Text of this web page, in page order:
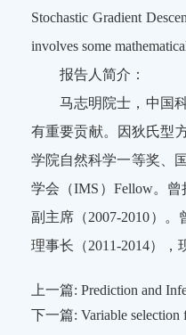
Stochastic Gradient
involves some
报告人简介：
马志明院士，中国
有重要贡献。因狄氏型
学院自然科学一等奖、
学会（IMS）Fellow。
副主席（2007-2010）
理事长（2011-2014），
上一篇: Prediction and
下一篇: Variable selection